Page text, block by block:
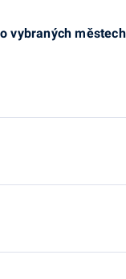
vybraných